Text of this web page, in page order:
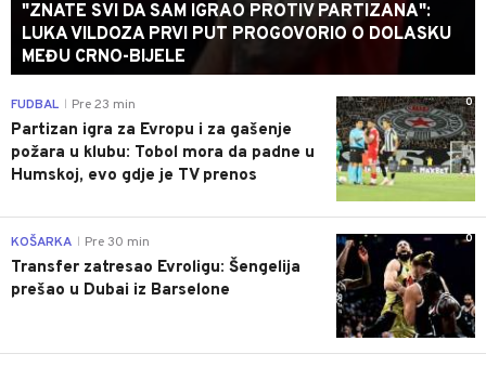
"ZNATE SVI DA SAM IGRAO PROTIV PARTIZANA":
LUKA VILDOZA PRVI PUT PROGOVORIO O DOLASKU
MEĐU CRNO-BIJELE
0
FUDBAL Pre 23 min
Partizan igra za Evropu i za gašenje
požara u klubu: Tobol mora da padne u
Humskoj, evo gdje je TV prenos
0
KOŠARKA Pre 30 min
Transfer zatresao Evroligu: Šengelija
prešao u Dubai iz Barselone